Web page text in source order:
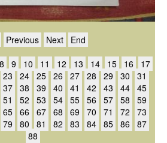
Previous Next
End
8 9 10 11 12 13 14 15 16
17
23 24 25 26 27 28 29 30
31
37 38 39 40 41 42 43 44 45
51 52 53 54 55 56 57 58
59
65 66 67 68 69 70 71 72
73
79 80 81 82 83 84 85 86
87
88